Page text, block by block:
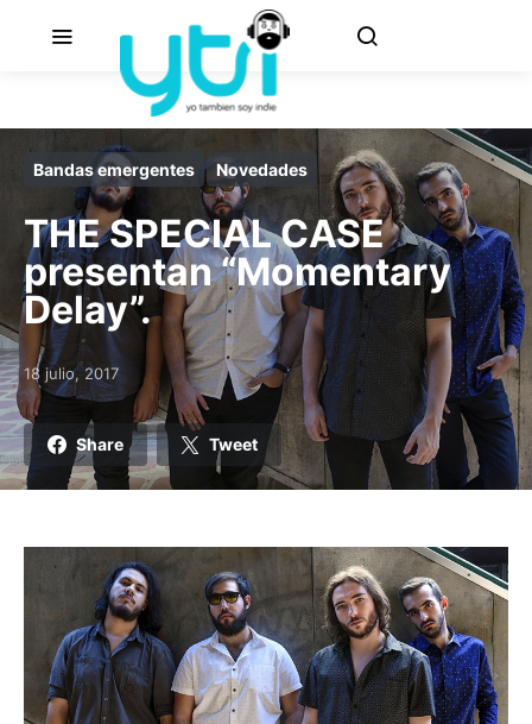
Bandas emergentes Novedades
THE SPECIAL CASE
presentan “Momentary
Delay”.
Posted on
18 julio, 2017
Share Tweet